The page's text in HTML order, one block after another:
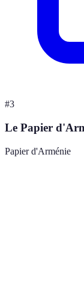
#3
Le Papier
Papier d'Arménie